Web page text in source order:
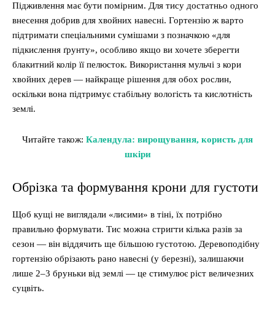
Підживлення має бути помірним. Для тису достатньо одного
внесення добрив для хвойних навесні. Гортензію ж варто
підтримати спеціальними сумішами з позначкою «для
підкислення ґрунту», особливо якщо ви хочете зберегти
блакитний колір її пелюсток. Використання мульчі з кори
хвойних дерев — найкраще рішення для обох рослин,
оскільки вона підтримує стабільну вологість та кислотність
землі.
Читайте також: Календула: вирощування, користь для
шкіри
Обрізка та формування крони для густоти
Щоб кущі не виглядали «лисими» в тіні, їх потрібно
правильно формувати. Тис можна стригти кілька разів за
сезон — він віддячить ще більшою густотою. Деревоподібну
гортензію обрізають рано навесні (у березні), залишаючи
лише 2–3 бруньки від землі — це стимулює ріст величезних
суцвіть.